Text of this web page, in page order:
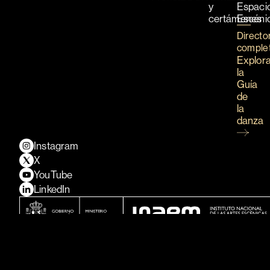
y
certámenes
la
Guía
de
la
danza
Instagram
X
YouTube
LinkedIn